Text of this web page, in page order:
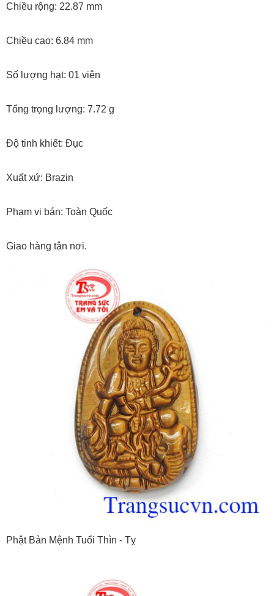
Chiều rộng: 22.87 mm
Chiều cao: 6.84 mm
Số lượng hạt: 01 viên
Tổng trọng lượng: 7.72 g
Độ tinh khiết: Đục
Xuất xứ: Brazin
Phạm vi bán: Toàn Quốc
Giao hàng tận nơi.
Phật Bản Mệnh Tuổi Thìn - Tỵ